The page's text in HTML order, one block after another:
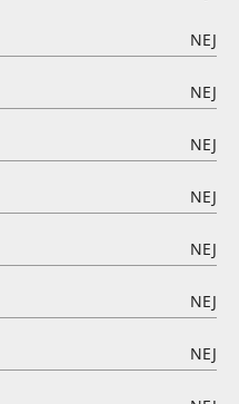
NEJ
NEJ
NEJ
NEJ
NEJ
NEJ
NEJ